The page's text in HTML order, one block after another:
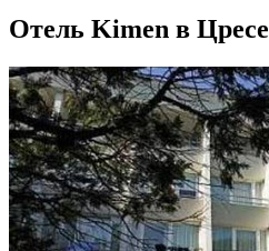
Отель Kimen в Цресе